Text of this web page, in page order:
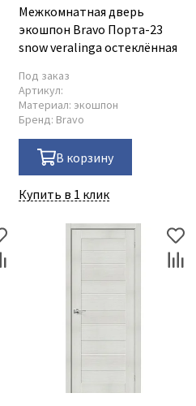
Межкомнатная дверь
экошпон Bravo Порта-23
snow veralinga остеклённая
Под заказ
Артикул:
Материал: экошпон
Бренд: Bravo
В корзину
Купить в 1 клик